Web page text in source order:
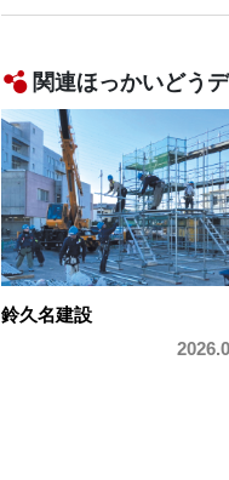
関連ほっかいどう
鈴久名建設